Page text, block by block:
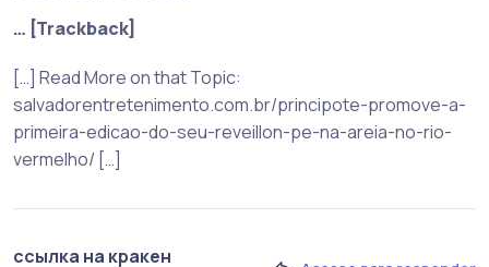
… [Trackback]
[…] Read More on that Topic:
salvadorentretenimento.com.br/principote-promove-a-
primeira-edicao-do-seu-reveillon-pe-na-areia-no-rio-
vermelho/ […]
ссылка на кракен